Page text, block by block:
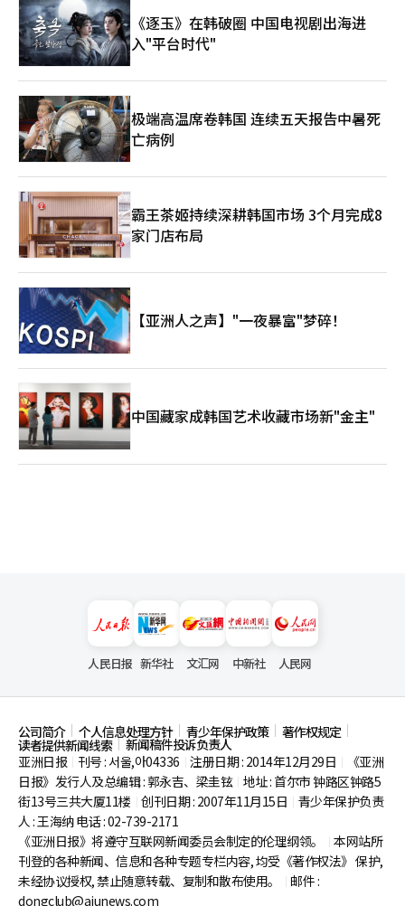
的“效率管理时间”。 韩国社会整体作息也呈现明显“夜型
化”趋势。调查显示，超过一半韩国人属于夜型作息人群，平均入
睡时间接近凌晨1点，明显晚于国际平均水平。智能手机、短视频
平台、即时通讯文化以及随时在线的工作机制，正在不断延长人们
的清醒时间。线上娱乐消费增加以及远程办公边界模糊，也进一步
强化了深夜仍保持连接的社会氛围。 从青少年依赖药物与咖啡因
延长学习时间，到职场人依靠碎片化午睡补偿睡眠缺口，再到中老
年群体承受睡眠障碍与健康风险，韩国社会的睡眠问题已跨越年龄
界限，形成一条完整而连续的压力链条。 在这一过程中，睡眠逐
渐不再只是单纯的生理恢复机制，而被转化为一种可以被压缩、替
代甚至消费化的时间资源。它既是效率竞争逻辑下的牺牲品，也成
为消费市场重新包装的新需求。 专家认为，当社会越来越依赖咖
啡因、功能饮料以及各类休息服务维持日常节奏时，睡眠问题已不
再只是个人健康问题，而开始与社会竞争压力、工作文化和生活方
式变化密切相关。
《逐玉》在韩破圈 中国电视剧出海进
入"平台时代"
极端高温席卷韩国 连续五天报告中暑死
亡病例
霸王茶姬持续深耕韩国市场 3个月完成8
家门店布局
【亚洲人之声】"一夜暴富"梦碎！
中国藏家成韩国艺术收藏市场新"金主"
人民日报 新华社 文汇网 中新社 人民网
公司简介 个人信息处理方针 青少年保护政策 著作权规定
读者提供新闻线索
新闻稿件投诉负责人
亚洲日报
刊号 : 서울,아04336 注册日期 : 2014年12月29日
《亚洲
日报》发行人及总编辑 : 郭永吉、梁圭铉 地址 : 首尔市钟路区钟路5
街13号三共大厦11楼 创刊日期 : 2007年11月15日
青少年保护负责
人 : 王海纳 电话 : 02-739-2171
《亚洲日报》将遵守互联网新闻委员会制定的伦理纲领。
本网站所
刊登的各种新闻、信息和各种专题专栏内容, 均受《著作权法》 保护,
未经协议授权, 禁止随意转载、复制和散布使用。
邮件 :
dongclub@ajunews.com